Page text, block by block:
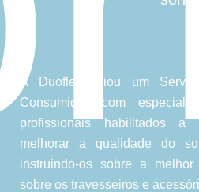
A Duoflex criou um
Consumidor com
profissionais habilitados a
melhorar a qualidade do
instruindo-os sobre a
sobre os travesseiros e